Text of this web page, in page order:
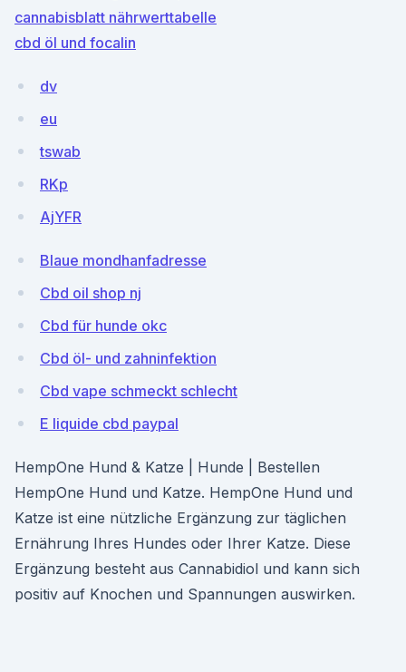
cannabisblatt nährwerttabelle
cbd öl und focalin
dv
eu
tswab
RKp
AjYFR
Blaue mondhanfadresse
Cbd oil shop nj
Cbd für hunde okc
Cbd öl- und zahninfektion
Cbd vape schmeckt schlecht
E liquide cbd paypal
HempOne Hund & Katze | Hunde | Bestellen
HempOne Hund und Katze. HempOne Hund und
Katze ist eine nützliche Ergänzung zur täglichen
Ernährung Ihres Hundes oder Ihrer Katze. Diese
Ergänzung besteht aus Cannabidiol und kann sich
positiv auf Knochen und Spannungen auswirken.